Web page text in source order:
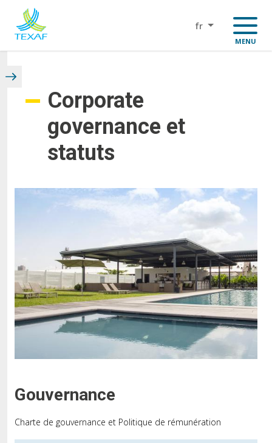
contenu
MENU
fr
Corporate
governance et
statuts
Gouvernance
Charte de gouvernance et Politique de rémunération